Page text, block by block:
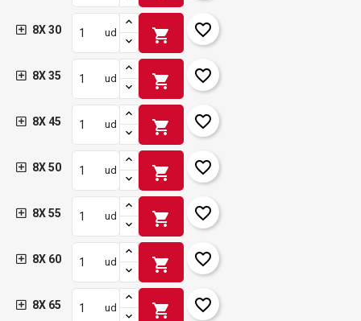
8X 30 ud shopping_cart favorite_border
8X 35 ud shopping_cart favorite_border
8X 45 ud shopping_cart favorite_border
8X 50 ud shopping_cart favorite_border
8X 55 ud shopping_cart favorite_border
8X 60 ud shopping_cart favorite_border
8X 65 ud shopping_cart favorite_border